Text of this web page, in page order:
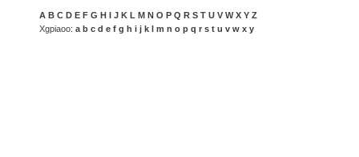
A B C D E F G H I J K L M N O P Q R S T U V W X Y Z
Xgpiaoo: a b c d e f g h i j k l m n o p q r s t u v w x y